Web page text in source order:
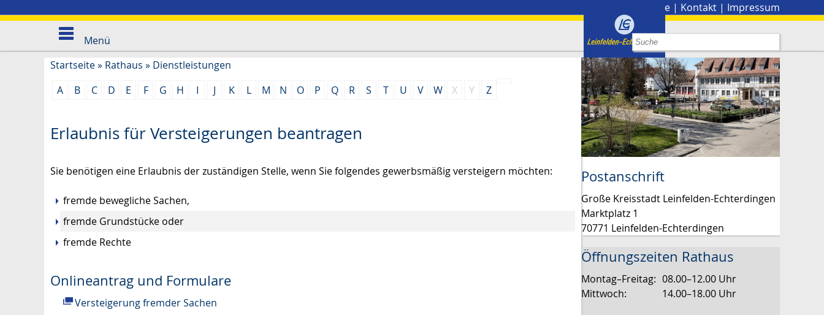
Presse | Kontakt | Impressum
Menü
Startseite» Rathaus » Dienstleistungen
A
B C D E F G H I J K L M N O P Q R S T U V W X Y Z
Erlaubnis für Versteigerungen beantragen
Sie benötigen eine Erlaubnis der zuständigen Stelle, wenn Sie folgendes gewerbsmäßig versteigern möchten:
fremde bewegliche Sachen,
fremde Grundstücke oder
fremde Rechte
Onlineantrag und Formulare
Versteigerung fremder Sachen
Postanschrift
Große Kreisstadt Leinfelden-Echterdingen
Marktplatz 1
70771 Leinfelden-Echterdingen
Öffnungszeiten Rathaus
Montag–Freitag: 08.00–12.00 Uhr
Mittwoch:
14.00–18.00 Uhr